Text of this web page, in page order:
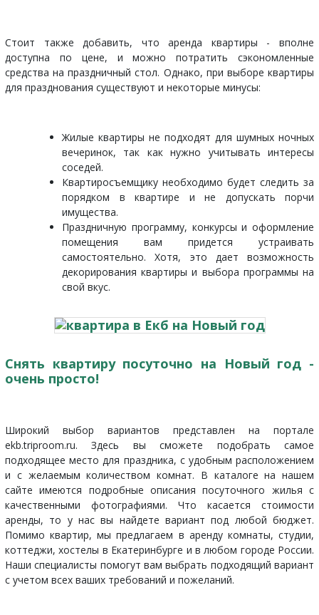
Стоит также добавить, что аренда квартиры - вполне
доступна по цене, и можно потратить сэкономленные
средства на праздничный стол. Однако, при выборе квартиры
для празднования существуют и некоторые минусы:
Жилые квартиры не подходят для шумных ночных
вечеринок, так как нужно учитывать интересы
соседей.
Квартиросъемщику необходимо будет следить за
порядком в квартире и не допускать порчи
имущества.
Праздничную программу, конкурсы и оформление
помещения вам придется устраивать
самостоятельно. Хотя, это дает возможность
декорирования квартиры и выбора программы на
свой вкус.
Снять квартиру посуточно на Новый год -
очень просто!
Широкий выбор вариантов представлен на портале
ekb.triproom.ru. Здесь вы сможете подобрать самое
подходящее место для праздника, с удобным расположением
и с желаемым количеством комнат. В каталоге на нашем
сайте имеются подробные описания посуточного жилья с
качественными фотографиями. Что касается стоимости
аренды, то у нас вы найдете вариант под любой бюджет.
Помимо квартир, мы предлагаем в аренду комнаты, студии,
коттеджи, хостелы в Екатеринбурге и влюбом городе России.
Наши специалисты помогут вам выбрать подходящий вариант
с учетом всех ваших требований и пожеланий.